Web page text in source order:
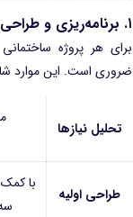
۱. برنامه‌ریزی و طراحی
برای هر پروژه
ضروری است. این موارد
تحلیل نیازها
طراحی اولیه
با